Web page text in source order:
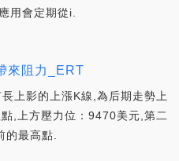
用會定期從i.
來阻力_ERT
上影的上漲K線,為后期走勢上
,上方壓力位：9470美元,第二
最高點.